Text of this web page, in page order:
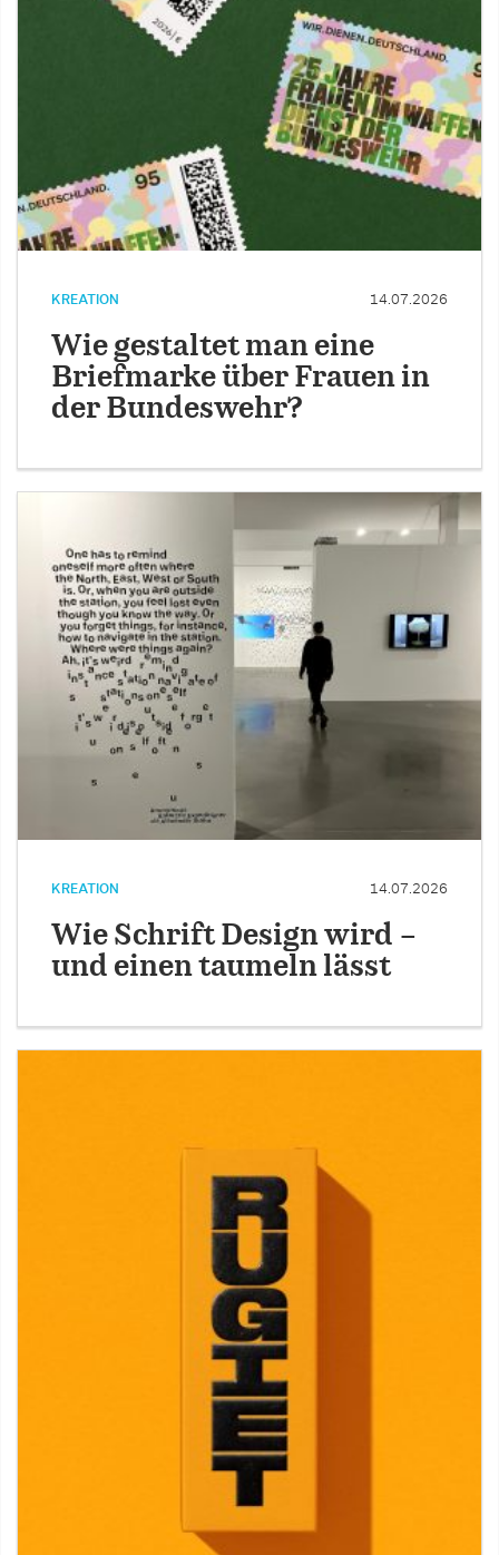
KREATION 14.07.2026
Wie gestaltet man eine
Briefmarke über Frauen in
der Bundeswehr?
KREATION 14.07.2026
Wie Schrift Design wird –
und einen taumeln lässt